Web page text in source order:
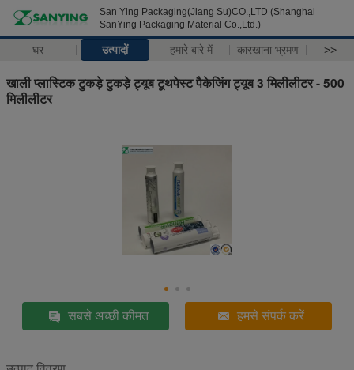
San Ying Packaging(Jiang Su)CO.,LTD (Shanghai
SanYing Packaging Material Co.,Ltd.)
घर उत्पादों हमारे बारे में कारखाना भ्रमण >>
खाली प्लास्टिक टुकड़े टुकड़े ट्यूब टूथपेस्ट पैकेजिंग ट्यूब 3 मिलीलीटर - 500
मिलीलीटर
सबसे अच्छी कीमत हमसे संपर्क करें